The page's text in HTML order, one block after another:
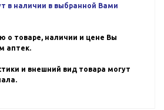
в наличии в выбранной Вами
о товаре, наличии и цене Вы
аптек.
и внешний вид товара могут